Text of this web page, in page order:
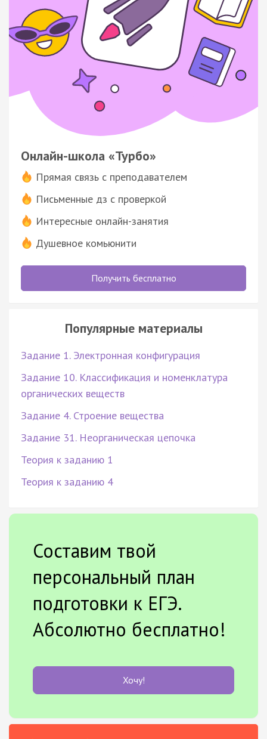
Онлайн-школа «Турбо»
Прямая связь с преподавателем
Письменные дз с проверкой
Интересные онлайн-занятия
Душевное комьюнити
Получить бесплатно
Популярные материалы
Задание 1. Электронная конфигурация
Задание 10. Классификация и номенклатура
органических веществ
Задание 4. Строение вещества
Задание 31. Неорганическая цепочка
Теория к заданию 1
Теория к заданию 4
Составим твой
персональный план
подготовки к ЕГЭ.
Абсолютно бесплатно!
Хочу!